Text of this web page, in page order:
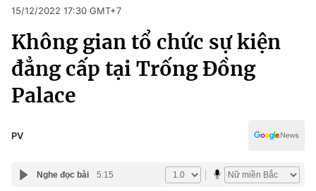
Chuyên mục
Chính trị
Xã hội
Pháp luật
Y tế
Pháp luật
Kinh tế
Thể thao
Truyền hình
Văn hóa - Giải trí
15/12/2022 17:30 GMT+7
Không gian tổ chức sự kiện
đẳng cấp tại Trống Đồng
Palace
PV
Nghe đọc bài 5:15